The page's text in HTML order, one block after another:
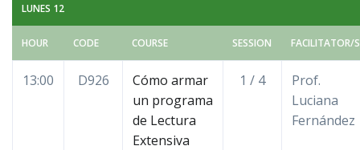
LUNES 12
HOUR CODE COURSE SESSION FACILITATOR/S
13:00 D926
Cómo armar
un programa
de Lectura
Extensiva
1 / 4
Prof.
Luciana
Fernández